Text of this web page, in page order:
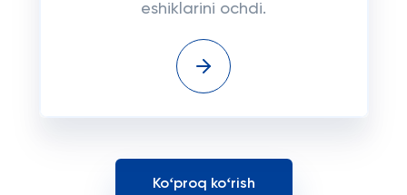
eshiklarini ochdi.
Koʻproq koʻrish